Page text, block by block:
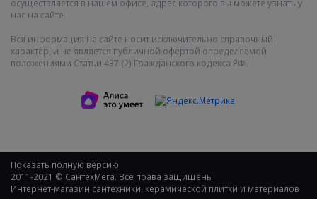
осуществляется в нашем офисе, адрес которого вы можете узнать у
нас на сайте.
Вся информация на сайте носит исключительно справочный
характер, и не является публичной офертой определяемой
положениями Статьи 437 (2) Гражданского кодекса РФ.
Показать полную версию
2011-2021 © СантехМега. Все права защищены
Интернет-магазин сантехники, керамической плитки и материалов